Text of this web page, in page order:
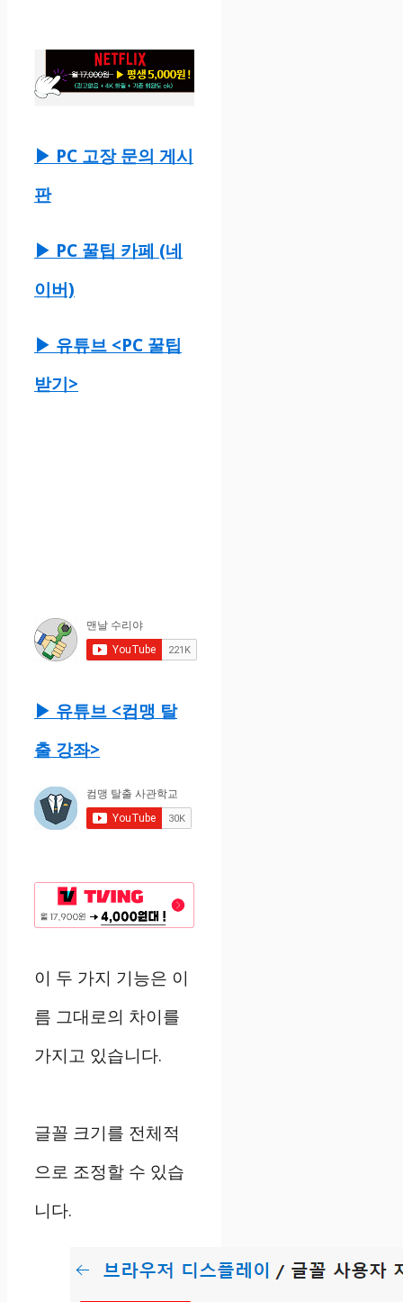
▶ PC 고장 문의 게시
판
▶ PC 꿀팁 카페 (네
이버)
▶ 유튜브 <PC 꿀팁
받기>
▶ 유튜브 <컴맹 탈
출 강좌>
이 두 가지 기능은 이
름 그대로의 차이를
가지고 있습니다.
글꼴 크기를 전체적
으로 조정할 수 있습
니다.